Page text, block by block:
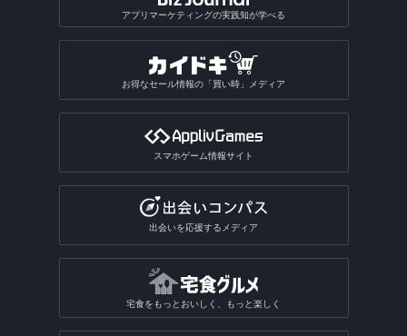
アプリマーケティングの実践知が学べる
お得なセール情報の「買い時」メディア
スマホゲーム情報サイト
出会いを応援するメディア
宅食をもっとおいしく、もっと楽しく